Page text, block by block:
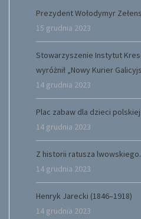
Prezydent Wołodymyr
15 grudnia 2023
Stowarzyszenie Instytut
wyróżnił „Nowy Kurier
14 grudnia 2023
Plac zabaw dla dzieci
14 grudnia 2023
Z historii ratusza lwowskiego.
14 grudnia 2023
Henryk Jarecki (1846–1918)
14 grudnia 2023